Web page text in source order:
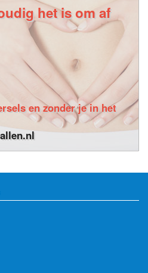
het is om af
en zonder je in het